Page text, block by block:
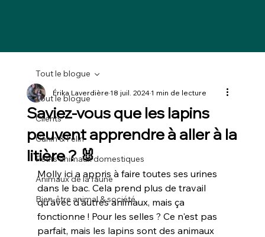
Tout le blogue
Clients
Canin & Félin
Petits animaux domestiques
Animaux de la faune
Bien-être animal & société
Tout le blogue
Saviez-vous que les lapins
peuvent apprendre à aller à la
litière ? 🐰
Érika Laverdière18 juil. 20241 min de lecture
Molly ici a appris à faire toutes ses urines
dans le bac. Cela prend plus de travail
qu'avec d'autres animaux, mais ça
fonctionne ! Pour les selles ? Ce n'est pas
parfait, mais les lapins sont des animaux